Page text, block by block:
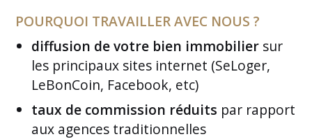
POURQUOI TRAVAILLER AVEC NOUS ?
diffusion de votre bien immobiliersur
les principaux sites internet (SeLoger,
LeBonCoin, Facebook, etc)
taux de commission réduits par rapport
aux agences traditionnelles